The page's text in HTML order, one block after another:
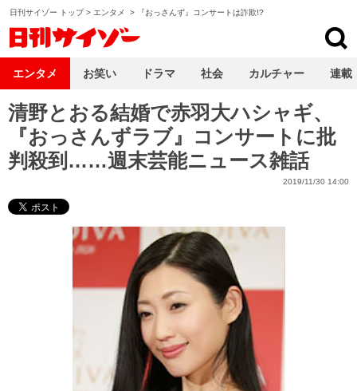
日刊サイゾー トップ> エンタメ > 『おっさんず』コンサートは詐欺!?
清野とおる結婚で赤羽大ハシャギ、
『おっさんずラブ』コンサートに批
判殺到……週末芸能ニュース雑話
2019/11/30 14:00
エンタメ お笑い ドラマ 社会 カルチャー 連載